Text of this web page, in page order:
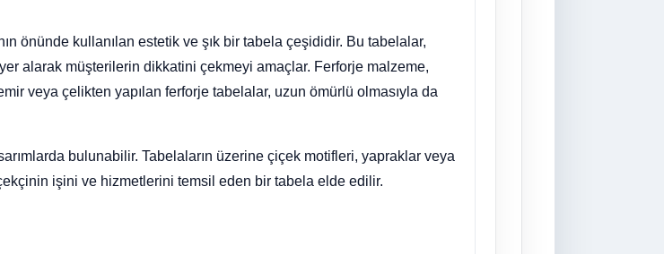
önünde kullanılan estetik ve şık bir tabela çeşididir. Bu tabelalar,
alarak müşterilerin dikkatini çekmeyi amaçlar. Ferforje malzeme,
veya çelikten yapılan ferforje tabelalar, uzun ömürlü olmasıyla da
bulunabilir. Tabelaların üzerine çiçek motifleri, yapraklar veya
işini ve hizmetlerini temsil eden bir tabela elde edilir.